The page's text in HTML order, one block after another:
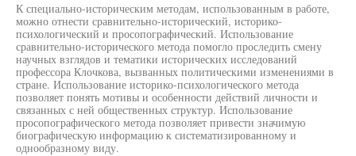
К специально-историческим методам, использованным в работе,
можно отнести сравнительно-исторический, историко-
психологический и просопографический. Использование
сравнительно-исторического метода помогло проследить смену
научных взглядов и тематики исторических исследований
профессора Клочкова, вызванных политическими изменениями в
стране. Использование историко-психологического метода
позволяет понять мотивы и особенности действий личности и
связанных с ней общественных структур. Использование
просопографического метода позволяет привести значимую
биографическую информацию к систематизированному и
однообразному виду.